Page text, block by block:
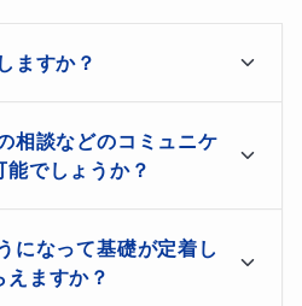
ります。
ますか？
く分けて３つです。まずは接
ン環境が整っていないと授業
の取説や接続状態の確認な
お互いの自己紹介をします。
部分を重点的に指導してもら
します。途中から方向性の変
相談などのコミュニケ
でしょうか？
に受けたい、宿題を毎日チェ
らないところを24時間いつで
ョンになります。別途オプシ
になって基礎が定着し
ますか？